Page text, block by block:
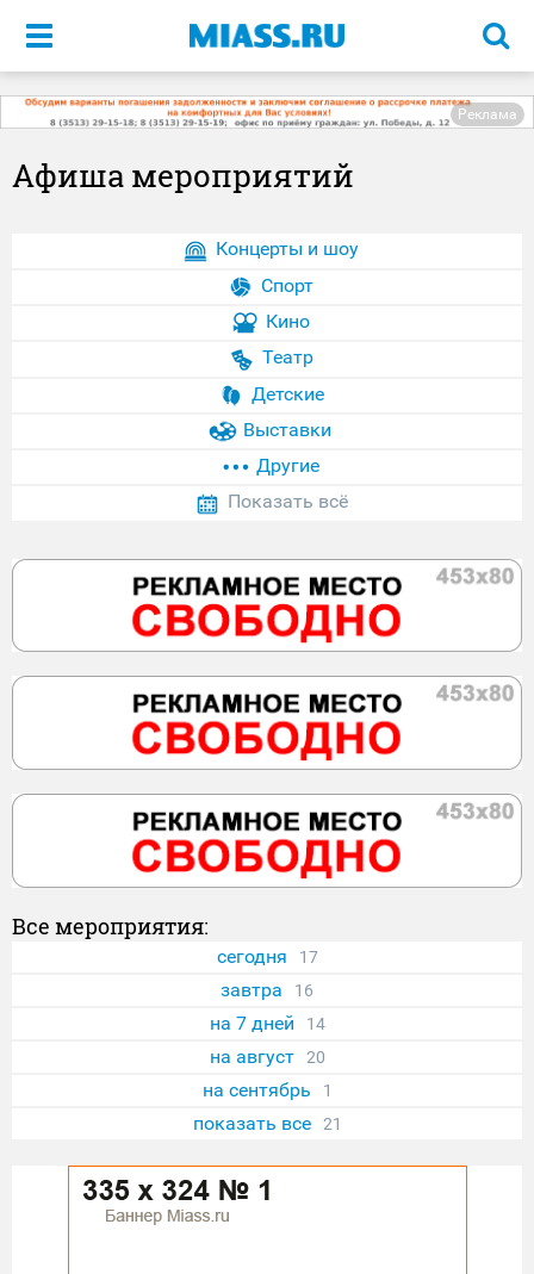
Меню
Реклама
Афиша мероприятий
Концерты и шоу
Спорт
Кино
Театр
Детские
Выставки
Другие
Показать всё
Все мероприятия:
сегодня 17
завтра 16
на 7 дней 14
на август 20
на сентябрь 1
показать все 21